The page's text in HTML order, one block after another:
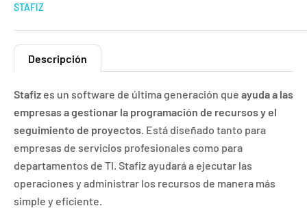
STAFIZ
Descripción
Stafiz es un software de última generación que ayuda a las
empresas a gestionar la programación de recursos y el
seguimiento de proyectos . Está diseñado tanto para
empresas de servicios profesionales como para
departamentos de TI. Stafiz ayudará a ejecutar las
operaciones y administrar los recursos de manera más
simple y eficiente.